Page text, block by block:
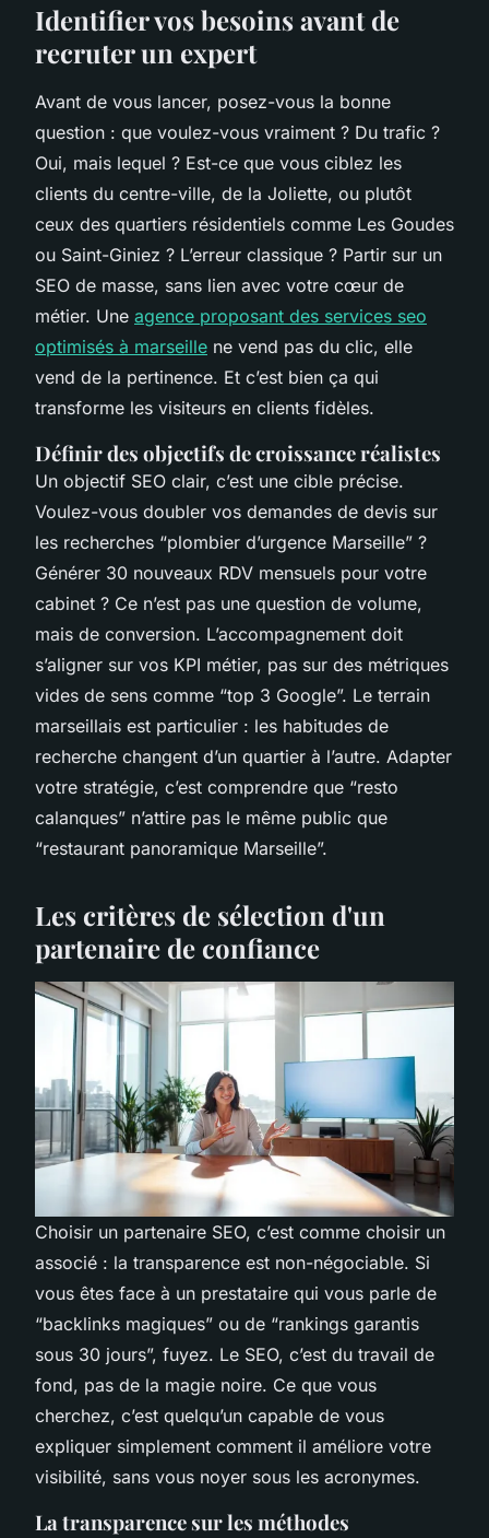
Identifier vos besoins avant de
recruter un expert
Avant de vous lancer, posez-vous la bonne
question : que voulez-vous vraiment ? Du trafic ?
Oui, mais lequel ? Est-ce que vous ciblez les
clients du centre-ville, de la Joliette, ou plutôt
ceux des quartiers résidentiels comme Les Goudes
ou Saint-Giniez ? L’erreur classique ? Partir sur un
SEO de masse, sans lien avec votre cœur de
métier. Une agence proposant des services seo
optimisés à marseille ne vend pas du clic, elle
vend de la pertinence. Et c’est bien ça qui
transforme les visiteurs en clients fidèles.
Définir des objectifs de croissance réalistes
Un objectif SEO clair, c’est une cible précise.
Voulez-vous doubler vos demandes de devis sur
les recherches “plombier d’urgence Marseille” ?
Générer 30 nouveaux RDV mensuels pour votre
cabinet ? Ce n’est pas une question de volume,
mais de conversion. L’accompagnement doit
s’aligner sur vos KPI métier, pas sur des métriques
vides de sens comme “top 3 Google”. Le terrain
marseillais est particulier : les habitudes de
recherche changent d’un quartier à l’autre. Adapter
votre stratégie, c’est comprendre que “resto
calanques” n’attire pas le même public que
“restaurant panoramique Marseille”.
Les critères de sélection d'un
partenaire de confiance
Choisir un partenaire SEO, c’est comme choisir un
associé : la transparence est non-négociable. Si
vous êtes face à un prestataire qui vous parle de
“backlinks magiques” ou de “rankings garantis
sous 30 jours”, fuyez. Le SEO, c’est du travail de
fond, pas de la magie noire. Ce que vous
cherchez, c’est quelqu’un capable de vous
expliquer simplement comment il améliore votre
visibilité, sans vous noyer sous les acronymes.
La transparence sur les méthodes